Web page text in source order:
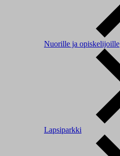
Nuorille ja opiskelijoille
Lapsiparkki